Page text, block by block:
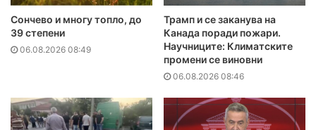
Сончево и многу топло, до
39 степени
06.08.2026 08:49
Трамп и се заканува на
Канада поради пожари.
Научниците: Климатските
промени се виновни
06.08.2026 08:46